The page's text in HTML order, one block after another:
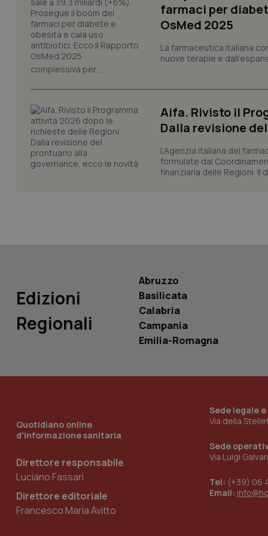
farmaci per
OsMed 2025
La farmaceutica italiana
nuove terapie e
complessiva per...
Aifa. Rivisto il
Dalla revisione
L’Agenzia italiana del
formulate dal
finanziaria delle Regioni. Il
Edizioni
Regionali
Abruzzo
Basilicata
Calabria
Campania
Emilia-Romagna
Quotidiano online
d'informazione sanitaria
Direttore responsabile
Luciano Fassari
Direttore editoriale
Francesco Maria Avitto
Sede legale
Via della
Sede
Via Luigi
Tel: (+39) 06
Email:
session-id
named-enable